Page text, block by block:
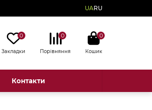
UARU
0
Закладки
0
Порівняння
0
Кошик
Контакти